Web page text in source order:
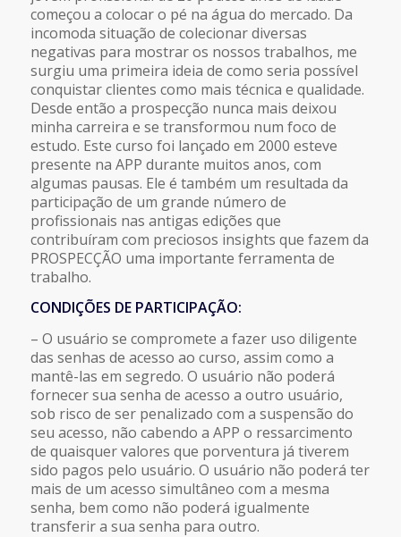
começou a colocar o pé na água do mercado. Da
incomoda situação de colecionar diversas
negativas para mostrar os nossos trabalhos, me
surgiu uma primeira ideia de como seria possível
conquistar clientes como mais técnica e qualidade.
Desde então a prospecção nunca mais deixou
minha carreira e se transformou num foco de
estudo. Este curso foi lançado em 2000 esteve
presente na APP durante muitos anos, com
algumas pausas. Ele é também um resultada da
participação de um grande número de
profissionais nas antigas edições que
contribuíram com preciosos insights que fazem da
PROSPECÇÃO uma importante ferramenta de
trabalho.
CONDIÇÕES DE PARTICIPAÇÃO:
– O usuário se compromete a fazer uso diligente
das senhas de acesso ao curso, assim como a
mantê-las em segredo. O usuário não poderá
fornecer sua senha de acesso a outro usuário,
sob risco de ser penalizado com a suspensão do
seu acesso, não cabendo a APP o ressarcimento
de quaisquer valores que porventura já tiverem
sido pagos pelo usuário. O usuário não poderá ter
mais de um acesso simultâneo com a mesma
senha, bem como não poderá igualmente
transferir a sua senha para outro.